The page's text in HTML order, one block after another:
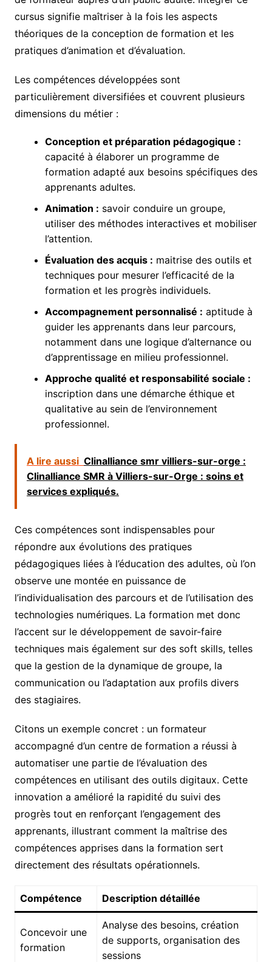
cursus signifie maîtriser à la fois les aspects
théoriques de la conception de formation et les
pratiques d’animation et d’évaluation.
Les compétences développées sont
particulièrement diversifiées et couvrent plusieurs
dimensions du métier :
Conception et préparation pédagogique :
capacité à élaborer un programme de
formation adapté aux besoins spécifiques des
apprenants adultes.
Animation : savoir conduire un groupe,
utiliser des méthodes interactives et mobiliser
l’attention.
Évaluation des acquis : maitrise des outils et
techniques pour mesurer l’efficacité de la
formation et les progrès individuels.
Accompagnement personnalisé : aptitude à
guider les apprenants dans leur parcours,
notamment dans une logique d’alternance ou
d’apprentissage en milieu professionnel.
Approche qualité et responsabilité sociale :
inscription dans une démarche éthique et
qualitative au sein de l’environnement
professionnel.
A lire aussi Clinalliance smr villiers-sur-orge :
Clinalliance SMR à Villiers-sur-Orge : soins et
services expliqués.
Ces compétences sont indispensables pour
répondre aux évolutions des pratiques
pédagogiques liées à l’éducation des adultes, où l’on
observe une montée en puissance de
l’individualisation des parcours et de l’utilisation des
technologies numériques. La formation met donc
l’accent sur le développement de savoir-faire
techniques mais également sur des soft skills, telles
que la gestion de la dynamique de groupe, la
communication ou l’adaptation aux profils divers
des stagiaires.
Citons un exemple concret : un formateur
accompagné d’un centre de formation a réussi à
automatiser une partie de l’évaluation des
compétences en utilisant des outils digitaux. Cette
innovation a amélioré la rapidité du suivi des
progrès tout en renforçant l’engagement des
apprenants, illustrant comment la maîtrise des
compétences apprises dans la formation sert
directement des résultats opérationnels.
Compétence Description détaillée
Concevoir une
formation
Analyse des besoins, création
de supports, organisation des
sessions